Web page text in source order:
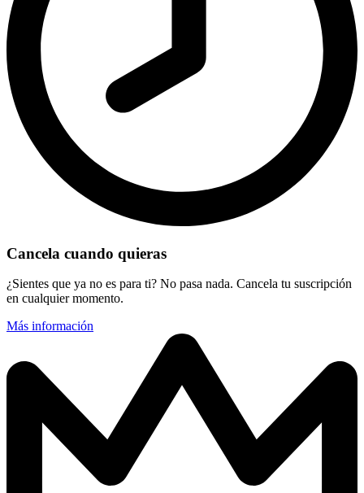
Cancela cuando quieras
¿Sientes que ya no es para ti? No pasa nada. Cancela tu suscripción
en cualquier momento.
Más información